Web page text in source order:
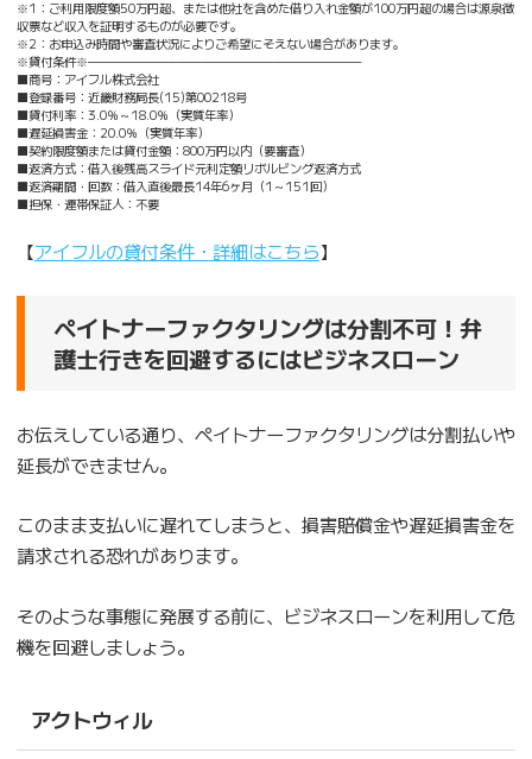
※1：ご利用限度額50万円超、または他社を含めた借り入れ金額が100万円超の場合は源泉徴
収票など収入を証明するものが必要です。
※2：お申込み時間や審査状況によりご希望にそえない場合があります。
※貸付条件※———————————————————————
■商号：アイフル株式会社
■登録番号：近畿財務局長(15)第00218号
■貸付利率：3.0％～18.0％（実質年率）
■遅延損害金：20.0％（実質年率）
■契約限度額または貸付金額：800万円以内（要審査）
■返済方式：借入後残高スライド元利定額リボルビング返済方式
■返済期間・回数：借入直後最長14年6ヶ月（1～151回）
■担保・連帯保証人：不要
【アイフルの貸付条件・詳細はこちら】
ペイトナーファクタリングは分割不可！弁
護士行きを回避するにはビジネスローン
お伝えしている通り、ペイトナーファクタリングは分割払いや
延長ができません。
このまま支払いに遅れてしまうと、損害賠償金や遅延損害金を
請求される恐れがあります。
そのような事態に発展する前に、ビジネスローンを利用して危
機を回避しましょう。
アクトウィル